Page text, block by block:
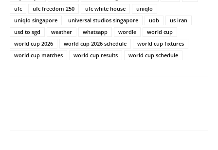
ufc
ufc freedom 250 ufc white house
uniqlo
uniqlo singapore
universal studios singapore uob
us iran
usd to sgd
weather whatsapp wordle
world cup
world cup 2026
world cup 2026 schedule
world cup fixtures
world cup matches
world cup results world cup schedule